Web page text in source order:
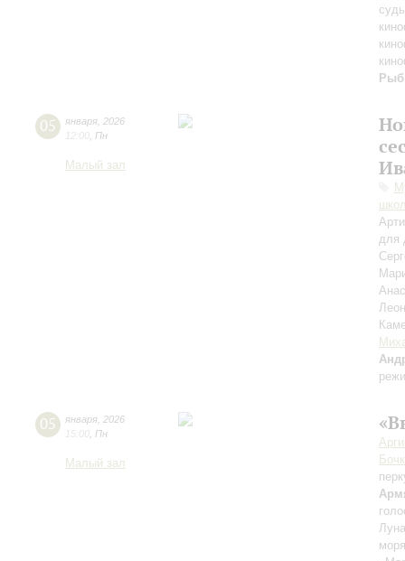
05 января 2026
12:00 Пн
Малый зал
для
05 января 2026
15:00 Пн
Малый зал